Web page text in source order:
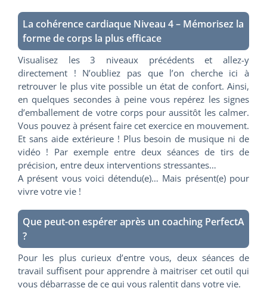
La cohérence cardiaque Niveau 4 – Mémorisez la
forme de corps la plus efficace
Visualisez les 3 niveaux précédents et allez-y
directement ! N’oubliez pas que l’on cherche ici à
retrouver le plus vite possible un état de confort. Ainsi,
en quelques secondes à peine vous repérez les signes
d’emballement de votre corps pour aussitôt les calmer.
Vous pouvez à présent faire cet exercice en mouvement.
Et sans aide extérieure ! Plus besoin de musique ni de
vidéo ! Par exemple entre deux séances de tirs de
précision, entre deux interventions stressantes…
A présent vous voici détendu(e)… Mais présent(e) pour
vivre votre vie !
Que peut-on espérer après un coaching PerfectA
?
Pour les plus curieux d’entre vous, deux séances de
travail suffisent pour apprendre à maitriser cet outil qui
vous débarrasse de ce qui vous ralentit dans votre vie.